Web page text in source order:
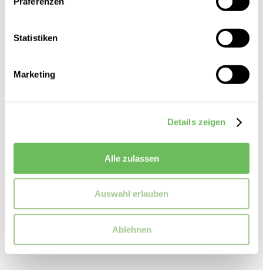
Statistiken
Marketing
Details zeigen
Alle zulassen
Auswahl erlauben
Ablehnen
Superdry
Damen Hemdjacke Workwear